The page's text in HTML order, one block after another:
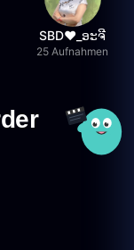
SBD❤️_ອະຈີ
25 Aufnahmen